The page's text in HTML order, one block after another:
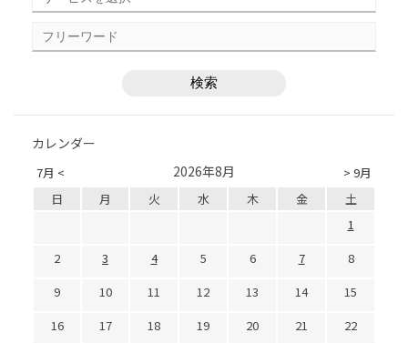
カレンダー
7月 < > 9月
2026年8月
日 月 火 水 木 金
土
1
2
3 4 5 6 7
8
9
10 11 12 13 14
15
16
17 18 19 20 21
22